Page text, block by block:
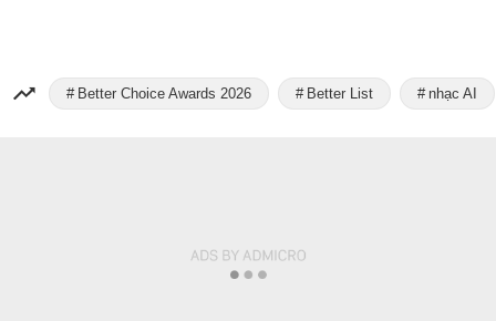
Better Choice Awards 2026 Better List nhạc AI